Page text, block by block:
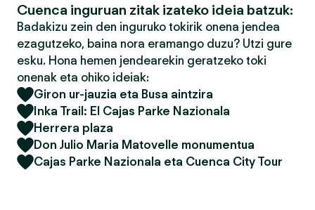
Cuenca inguruan zitak izateko ideia batzuk:
Badakizu zein den inguruko tokirik onena jendea
ezagutzeko, baina nora eramango duzu? Utzi gure
esku. Hona hemen jendearekin geratzeko toki
onenak eta ohiko ideiak:
Giron ur-jauzia eta Busa aintzira
Inka Trail: El Cajas Parke Nazionala
Herrera plaza
Don Julio Maria Matovelle monumentua
Cajas Parke Nazionala eta Cuenca City Tour